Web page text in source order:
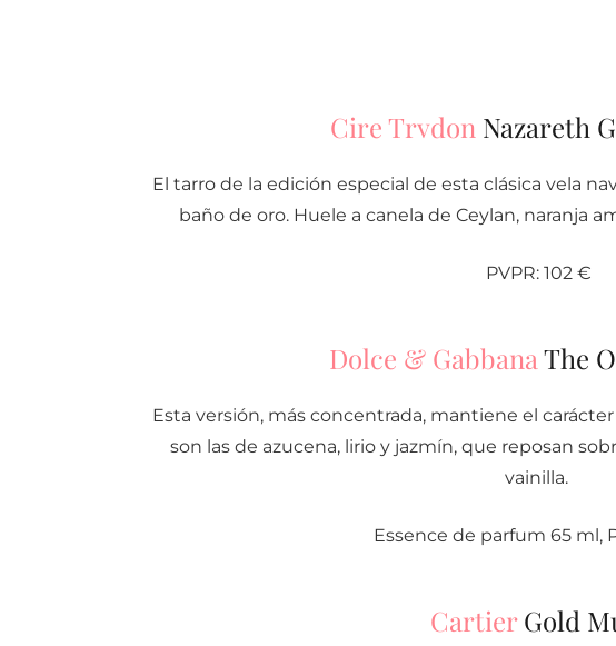
Cire Trvdon Nazareth
El tarro de la edición especial de esta clásica vela
baño de oro. Huele a canela de Ceylan, naranja
PVPR: 102 €
Dolce & Gabbana The
Esta versión, más concentrada, mantiene el
son las de azucena, lirio y jazmín, que reposan
vainilla.
Essence de parfum 65 ml,
CartierGold